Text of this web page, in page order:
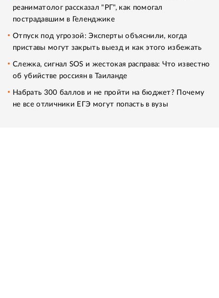
реаниматолог рассказал "РГ", как помогал
пострадавшим в Геленджике
Отпуск под угрозой: Эксперты объяснили, когда
приставы могут закрыть выезд и как этого избежать
Слежка, сигнал SOS и жестокая расправа: Что известно
об убийстве россиян в Таиланде
Набрать 300 баллов и не пройти на бюджет? Почему
не все отличники ЕГЭ могут попасть в вузы